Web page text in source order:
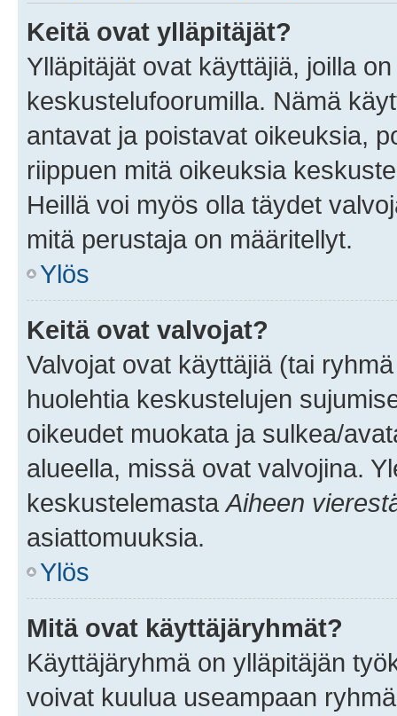
Keitä ovat ylläpitäjät?
Ylläpitäjät ovat käyttäjiä, joilla
keskustelufoorumilla. Nämä
antavat ja poistavat oikeuksia,
riippuen mitä oikeuksia
Heillä voi myös olla täydet
mitä perustaja on määritellyt.
Ylös
Keitä ovat valvojat?
Valvojat ovat käyttäjiä (tai
huolehtia keskustelujen
oikeudet muokata ja sulkea/
alueella, missä ovat valvojina.
keskustelemasta Aiheen
asiattomuuksia.
Ylös
Mitä ovat käyttäjäryhmät?
Käyttäjäryhmä on ylläpitäjän
voivat kuulua useampaan